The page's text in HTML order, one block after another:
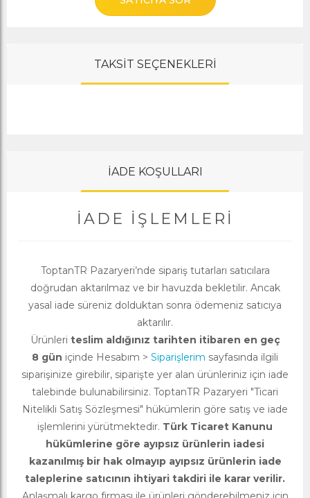
TAKSİT SEÇENEKLERİ
İADE KOŞULLARI
İADE İŞLEMLERI
ToptanTR Pazaryeri’nde sipariş tutarları satıcılara
doğrudan aktarılmaz ve bir havuzda bekletilir. Ancak
yasal iade süreniz dolduktan sonra ödemeniz satıcıya
aktarılır.
Ürünleri teslim aldığınız tarihten itibaren en geç
8 gün içinde Hesabım > Siparişlerim sayfasında ilgili
siparişinize girebilir, siparişte yer alan ürünleriniz için iade
talebinde bulunabilirsiniz. ToptanTR Pazaryeri "Ticari
Nitelikli Satış Sözleşmesi" hükümlerin göre satış ve iade
işlemlerini yürütmektedir. Türk Ticaret Kanunu
hükümlerine göre ayıpsız ürünlerin iadesi
kazanılmış bir hak olmayıp ayıpsız ürünlerin iade
taleplerine satıcının ihtiyari takdiri ile karar verilir.